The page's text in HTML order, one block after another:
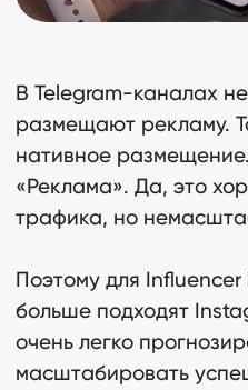
В Telegram-каналах
размещают рекламу.
нативное
«Реклама». Да, это
трафика, но
Поэтому для
больше подходят
очень легко
масштабировать